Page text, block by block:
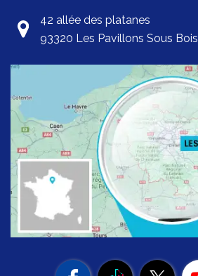
42 allée des platanes
93320 Les Pavillons Sous Bois